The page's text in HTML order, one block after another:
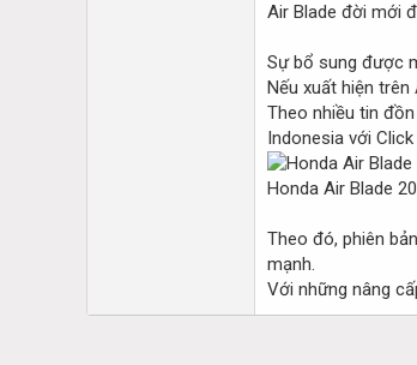
Air Blade đời mới
Sự bổ sung được
Nếu xuất hiện
Theo nhiều tin
Indonesia với
Honda Air Blade
Theo đó, phiên
mạnh.
Với những nâng